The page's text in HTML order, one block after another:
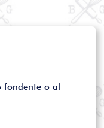
fondente o al